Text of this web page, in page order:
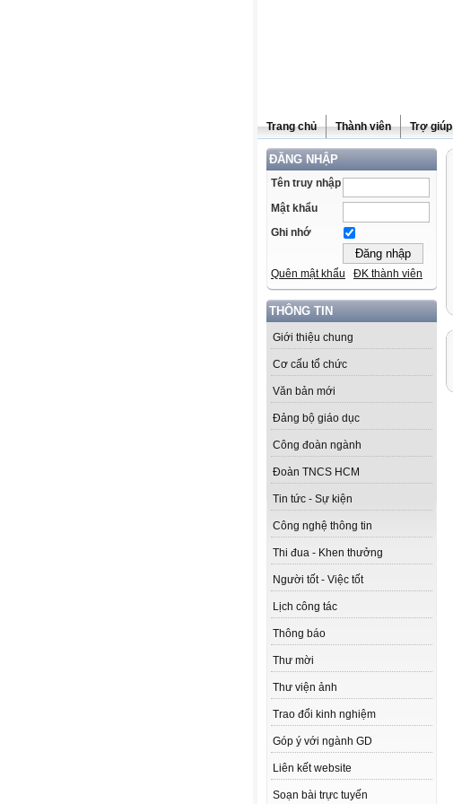
Trang chủ Thành viên Trợ giúp
ĐĂNG NHẬP
Tên truy nhập
Mật khẩu
Ghi nhớ
Quên mật khẩu ĐK thành viên
THÔNG TIN
Giới thiệu chung
Cơ cấu tổ chức
Văn bản mới
Đảng bộ giáo dục
Công đoàn ngành
Đoàn TNCS HCM
Tin tức - Sự kiện
Công nghệ thông tin
Thi đua - Khen thưởng
Người tốt - Việc tốt
Lịch công tác
Thông báo
Thư mời
Thư viện ảnh
Trao đổi kinh nghiệm
Góp ý với ngành GD
Liên kết website
Soạn bài trực tuyến